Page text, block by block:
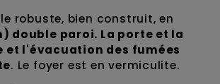
robuste, bien construit, en
double paroi. La porte et la
et l'évacuation des fumées
. Le foyer est en vermiculite.